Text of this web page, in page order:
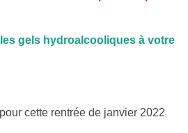
gels hydroalcooliques à votre
cette rentrée de janvier 2022